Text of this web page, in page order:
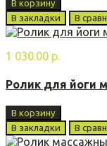
В корзину
В закладки
В
1 030.00 р.
Ролик для йоги
В корзину
В закладки
В